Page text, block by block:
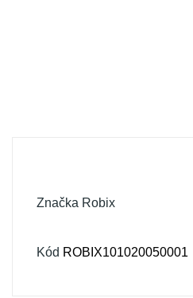
Značka Robix
Kód ROBIX101020050001